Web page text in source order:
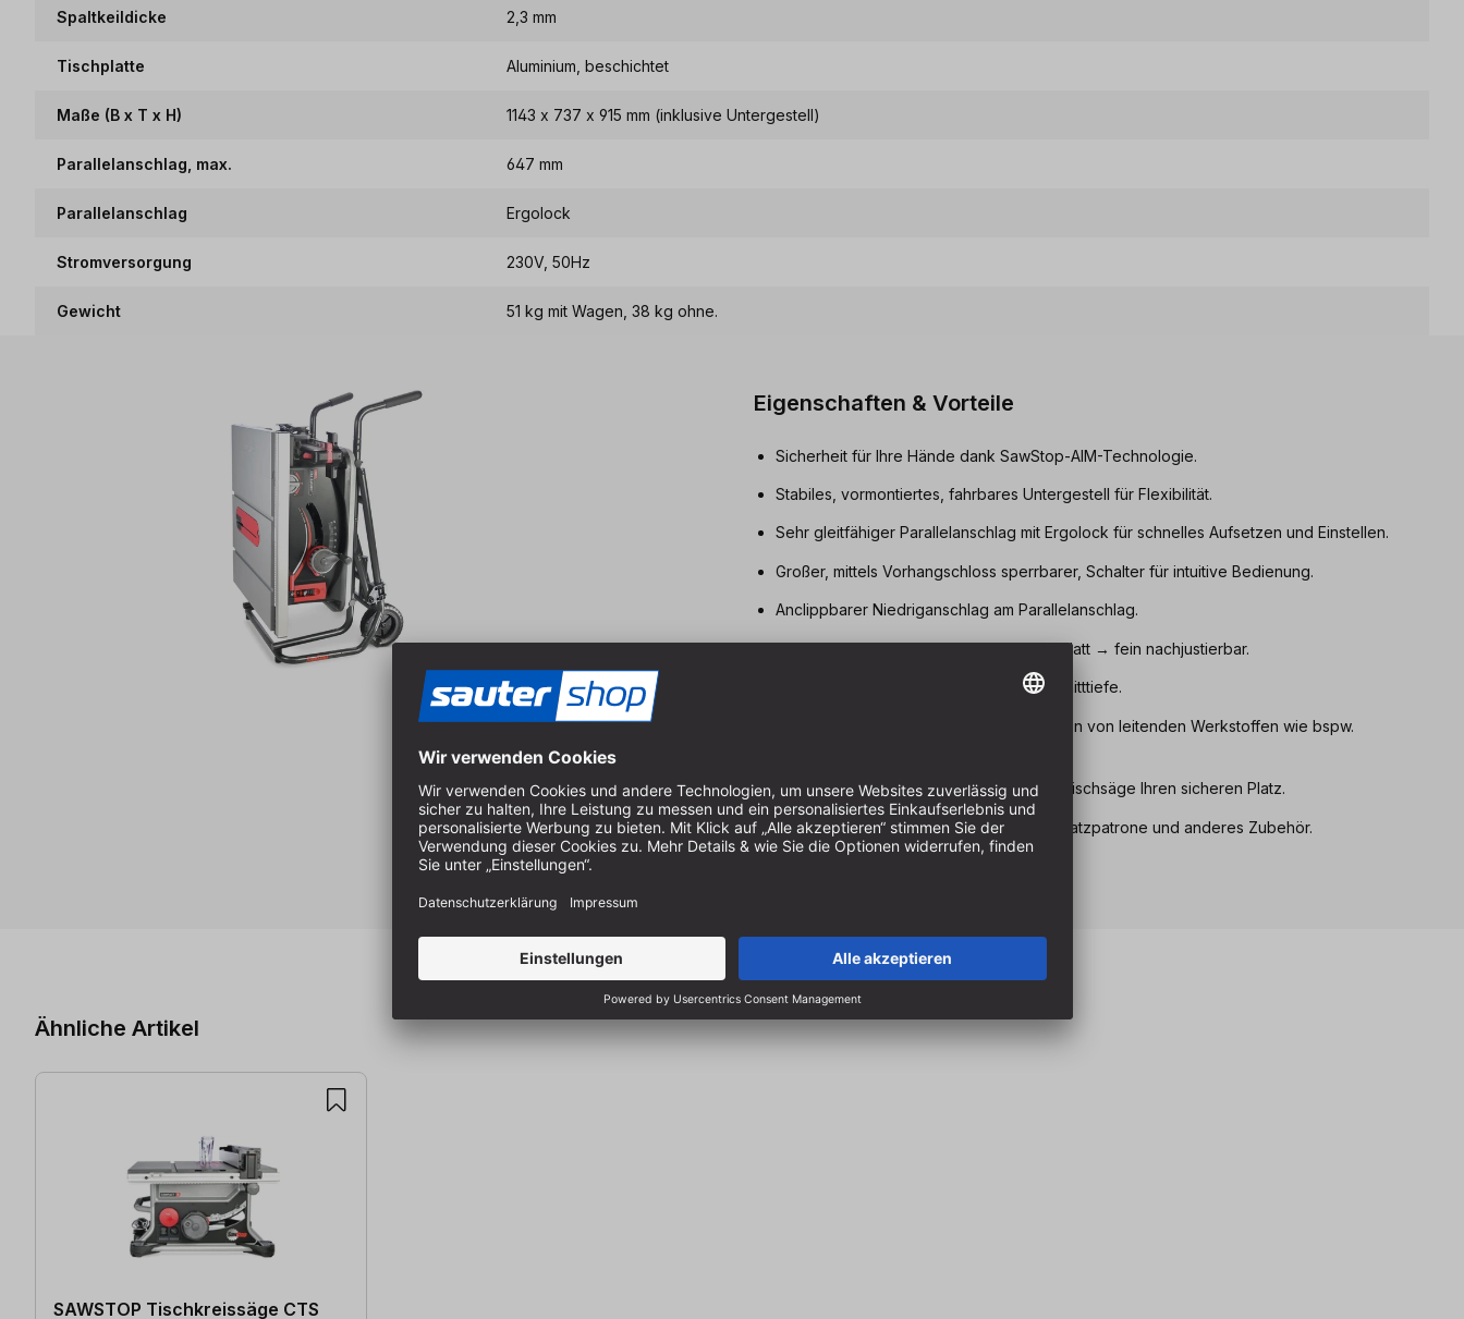
Spaltkeildicke 2,3 mm
Tischplatte Aluminium, beschichtet
Maße (B x T x H) 1143 x 737 x 915 mm (inklusive Untergestell)
Parallelanschlag, max. 647 mm
Parallelanschlag Ergolock
Stromversorgung 230V, 50Hz
Gewicht 51 kg mit Wagen, 38 kg ohne.
Eigenschaften & Vorteile
Sicherheit für Ihre Hände dank SawStop-AIM-Technologie.
Stabiles, vormontiertes, fahrbares Untergestell für Flexibilität.
Sehr gleitfähiger Parallelanschlag mit Ergolock für schnelles Aufsetzen und Einstellen.
Großer, mittels Vorhangschloss sperrbarer, Schalter für intuitive Bedienung.
Anclippbarer Niedriganschlag am Parallelanschlag.
Schnell, nach links schwenkbares Sägeblatt → fein nachjustierbar.
Eine Kurbelumdrehung für maximale Schnitttiefe.
Abschaltbares AIM-System zum Schneiden von leitenden Werkstoffen wie bspw.
Alle Anbauteile finden an und unter der Tischsäge Ihren sicheren Platz.
Schubkasten unter der Tischsäge für Ersatzpatrone und anderes Zubehör.
Ähnliche Artikel
SAWSTOP Tischkreissäge CTS